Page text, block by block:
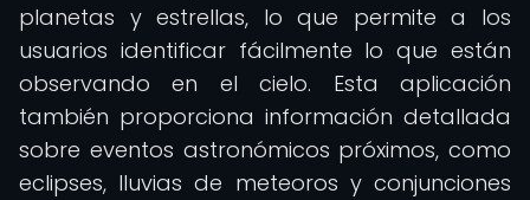
planetas y estrellas, lo que permite a los
usuarios identificar fácilmente lo que están
observando en el cielo. Esta aplicación
también proporciona información detallada
sobre eventos astronómicos próximos, como
eclipses, lluvias de meteoros y conjunciones